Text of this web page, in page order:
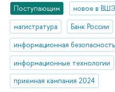
Поступающим
новое в ВШЭ
магистратура
Банк России
информационная безопасность
информационные технологии
приемная кампания 2024